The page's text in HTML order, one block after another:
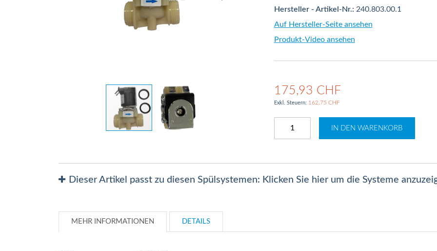
Hersteller - Artikel-Nr.: 240.803.00.1
Auf Hersteller-Seite ansehen
Produkt-Video ansehen
175,93 CHF
162,75 CHF
IN DEN WARENKORB
der
Bildergalerie
Dieser Artikel passt zu diesen Spülsystemen: Klicken Sie hier um die Systeme
MEHR INFORMATIONEN DETAILS